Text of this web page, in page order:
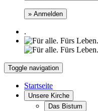
» Anmelden
.
Toggle navigation
Startseite
Unsere Kirche
Das Bistum